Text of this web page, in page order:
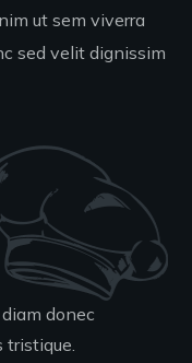
ut sem viverra
sed velit dignissim
donec